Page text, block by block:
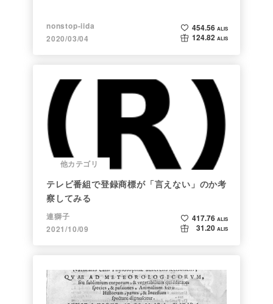
nonstop-iida
2020/03/04
454.56 ALIS
124.82 ALIS
他カテゴリ
テレビ番組で登録商標が「言えない」のか考
察してみる
連獅子
2021/10/09
417.76 ALIS
31.20 ALIS